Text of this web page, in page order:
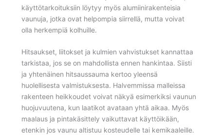
käyttötarkoituksiin löytyy myös alumiinirakenteisia
vaunuja, jotka ovat helpompia siirrellä, mutta voivat
olla herkempiä kolhuille.
Hitsaukset, liitokset ja kulmien vahvistukset kannattaa
tarkistaa, jos se on mahdollista ennen hankintaa. Siisti
ja yhtenäinen hitsaussauma kertoo yleensä
huolellisesta valmistuksesta. Halvemmissa malleissa
rakenteen heikkoudet voivat näkyä esimerkiksi vaunun
huojuvuutena, kun laatikot avataan yhtä aikaa. Myös
maalaus ja pintakäsittely vaikuttavat käyttöikään,
etenkin jos vaunu altistuu kosteudelle tai kemikaaleille.